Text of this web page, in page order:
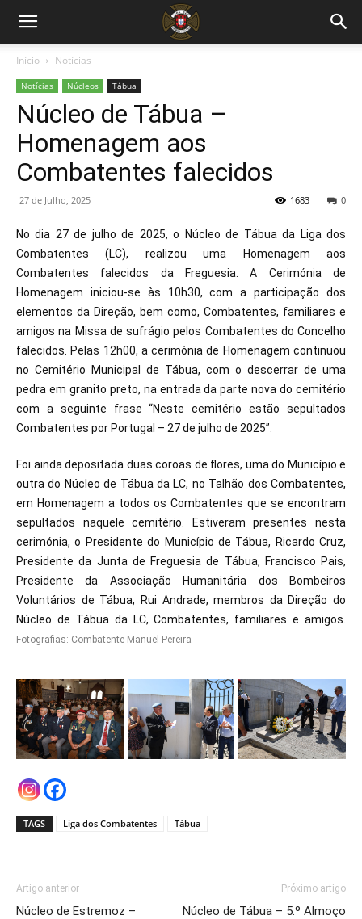
Início Notícias
Notícias Núcleos Tábua
Núcleo de Tábua –
Homenagem aos
Combatentes falecidos
27 de Julho, 2025 0
1683
No dia 27 de julho de 2025, o Núcleo de Tábua da Liga dos
Combatentes (LC), realizou uma Homenagem aos
Combatentes falecidos da Freguesia. A Cerimónia de
Homenagem iniciou-se às 10h30, com a participação dos
elementos da Direção, bem como, Combatentes, familiares e
amigos na Missa de sufrágio pelos Combatentes do Concelho
falecidos. Pelas 12h00, a cerimónia de Homenagem continuou
no Cemitério Municipal de Tábua, com o descerrar de uma
pedra em granito preto, na entrada da parte nova do cemitério
com a seguinte frase “Neste cemitério estão sepultados
Combatentes por Portugal – 27 de julho de 2025”.
Foi ainda depositada duas coroas de flores, uma do Município e
outra do Núcleo de Tábua da LC, no Talhão dos Combatentes,
em Homenagem a todos os Combatentes que se encontram
sepultados naquele cemitério. Estiveram presentes nesta
cerimónia, o Presidente do Município de Tábua, Ricardo Cruz,
Presidente da Junta de Freguesia de Tábua, Francisco Pais,
Presidente da Associação Humanitária dos Bombeiros
Voluntários de Tábua, Rui Andrade, membros da Direção do
Núcleo de Tábua da LC, Combatentes, familiares e amigos.
Fotografias: Combatente Manuel Pereira
TAGS Liga dos Combatentes Tábua
Artigo anterior
Núcleo de Estremoz –
Próximo artigo
Núcleo de Tábua – 5.º Almoço